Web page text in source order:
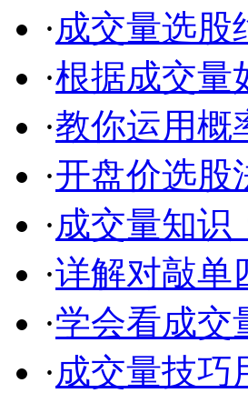
·成交量选股
·根据成交量
·教你运用概
·开盘价选股
·成交量知识
·详解对敲单
·学会看成交
·成交量技巧